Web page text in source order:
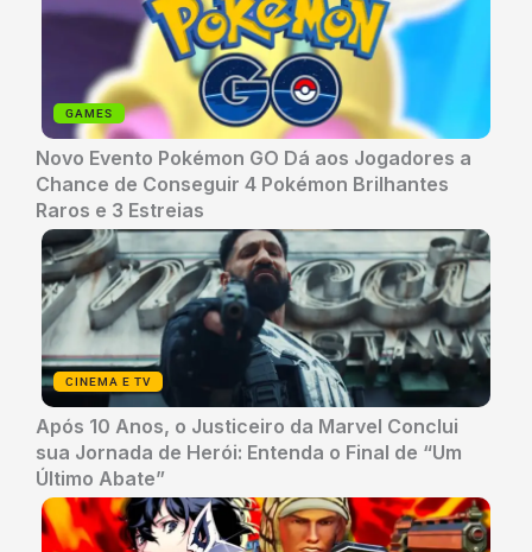
GAMES
Novo Evento Pokémon GO Dá aos Jogadores a
Chance de Conseguir 4 Pokémon Brilhantes
Raros e 3 Estreias
CINEMA E TV
Após 10 Anos, o Justiceiro da Marvel Conclui
sua Jornada de Herói: Entenda o Final de “Um
Último Abate”